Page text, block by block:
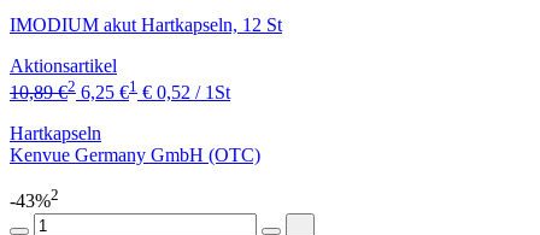
IMODIUM akut Hartkapseln, 12 St
Aktionsartikel
10,89 €2 6,25 €1 € 0,52 / 1St
Hartkapseln
Kenvue Germany GmbH (OTC)
-43%2